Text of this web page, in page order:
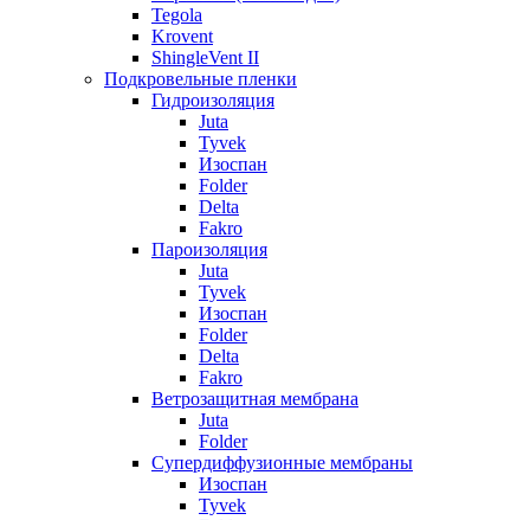
Tegola
Krovent
ShingleVent II
Подкровельные пленки
Гидроизоляция
Juta
Tyvek
Изоспан
Folder
Delta
Fakro
Пароизоляция
Juta
Tyvek
Изоспан
Folder
Delta
Fakro
Ветрозащитная мембрана
Juta
Folder
Супердиффузионные мембраны
Изоспан
Tyvek